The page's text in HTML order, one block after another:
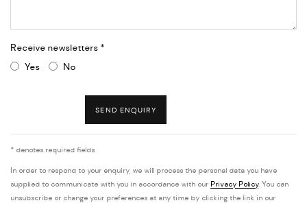
Receive newsletters *
Yes
No
SEND ENQUIRY
* denotes required fields
In order to respond to your enquiry, we will process the personal data you have
supplied to communicate with you in accordance with our Privacy Policy. You can
unsubscribe or change your preferences at any time by clicking the link in our